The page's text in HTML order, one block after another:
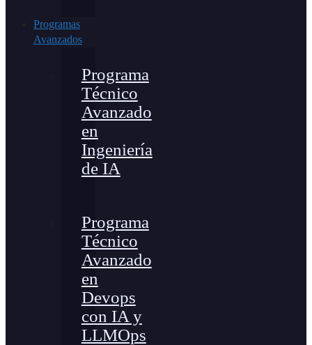
Programas
Avanzados
Programa
Técnico
Avanzado
en
Ingeniería
de IA
Programa
Técnico
Avanzado
en
Devops
con IA y
LLMOps